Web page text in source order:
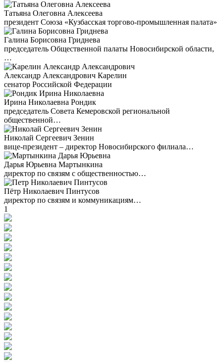
Татьяна Олеговна Алексеева
президент Союза «Кузбасская торгово-промышленная палата»
Галина Борисовна Гриднева
председатель Общественной палаты Новосибирской области,
…
Александр Александрович Карелин
сенатор Российской Федерации
Ирина Николаевна Рондик
председатель Совета Кемеровской региональной
общественной…
Николай Сергеевич Зенин
вице-президент – директор Новосибирского филиала…
Дарья Юрьевна Мартынкина
директор по связям с общественностью…
Пётр Николаевич Пинтусов
директор по связям и коммуникациям…
1